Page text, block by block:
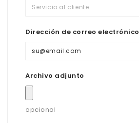
Dirección de correo electrónico
Archivo adjunto
opcional